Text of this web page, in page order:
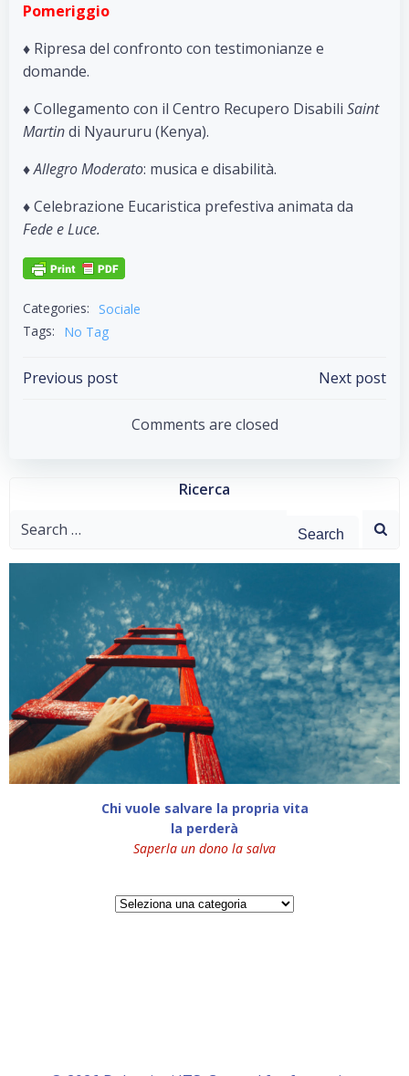
Pomeriggio
♦ Ripresa del confronto con testimonianze e
domande.
♦ Collegamento con il Centro Recupero Disabili Saint
Martindi Nyaururu (Kenya).
♦Allegro Moderato: musica e disabilità.
♦ Celebrazione Eucaristica prefestiva animata da
Fede e Luce.
Categories:
Sociale
Tags:
No Tag
Post
navigation
Previous post
navigation
Next post
Comments are closed
Ricerca
Search
Chi vuole salvare la propria vita
la perderà
Saperla un dono la salva
Categorie